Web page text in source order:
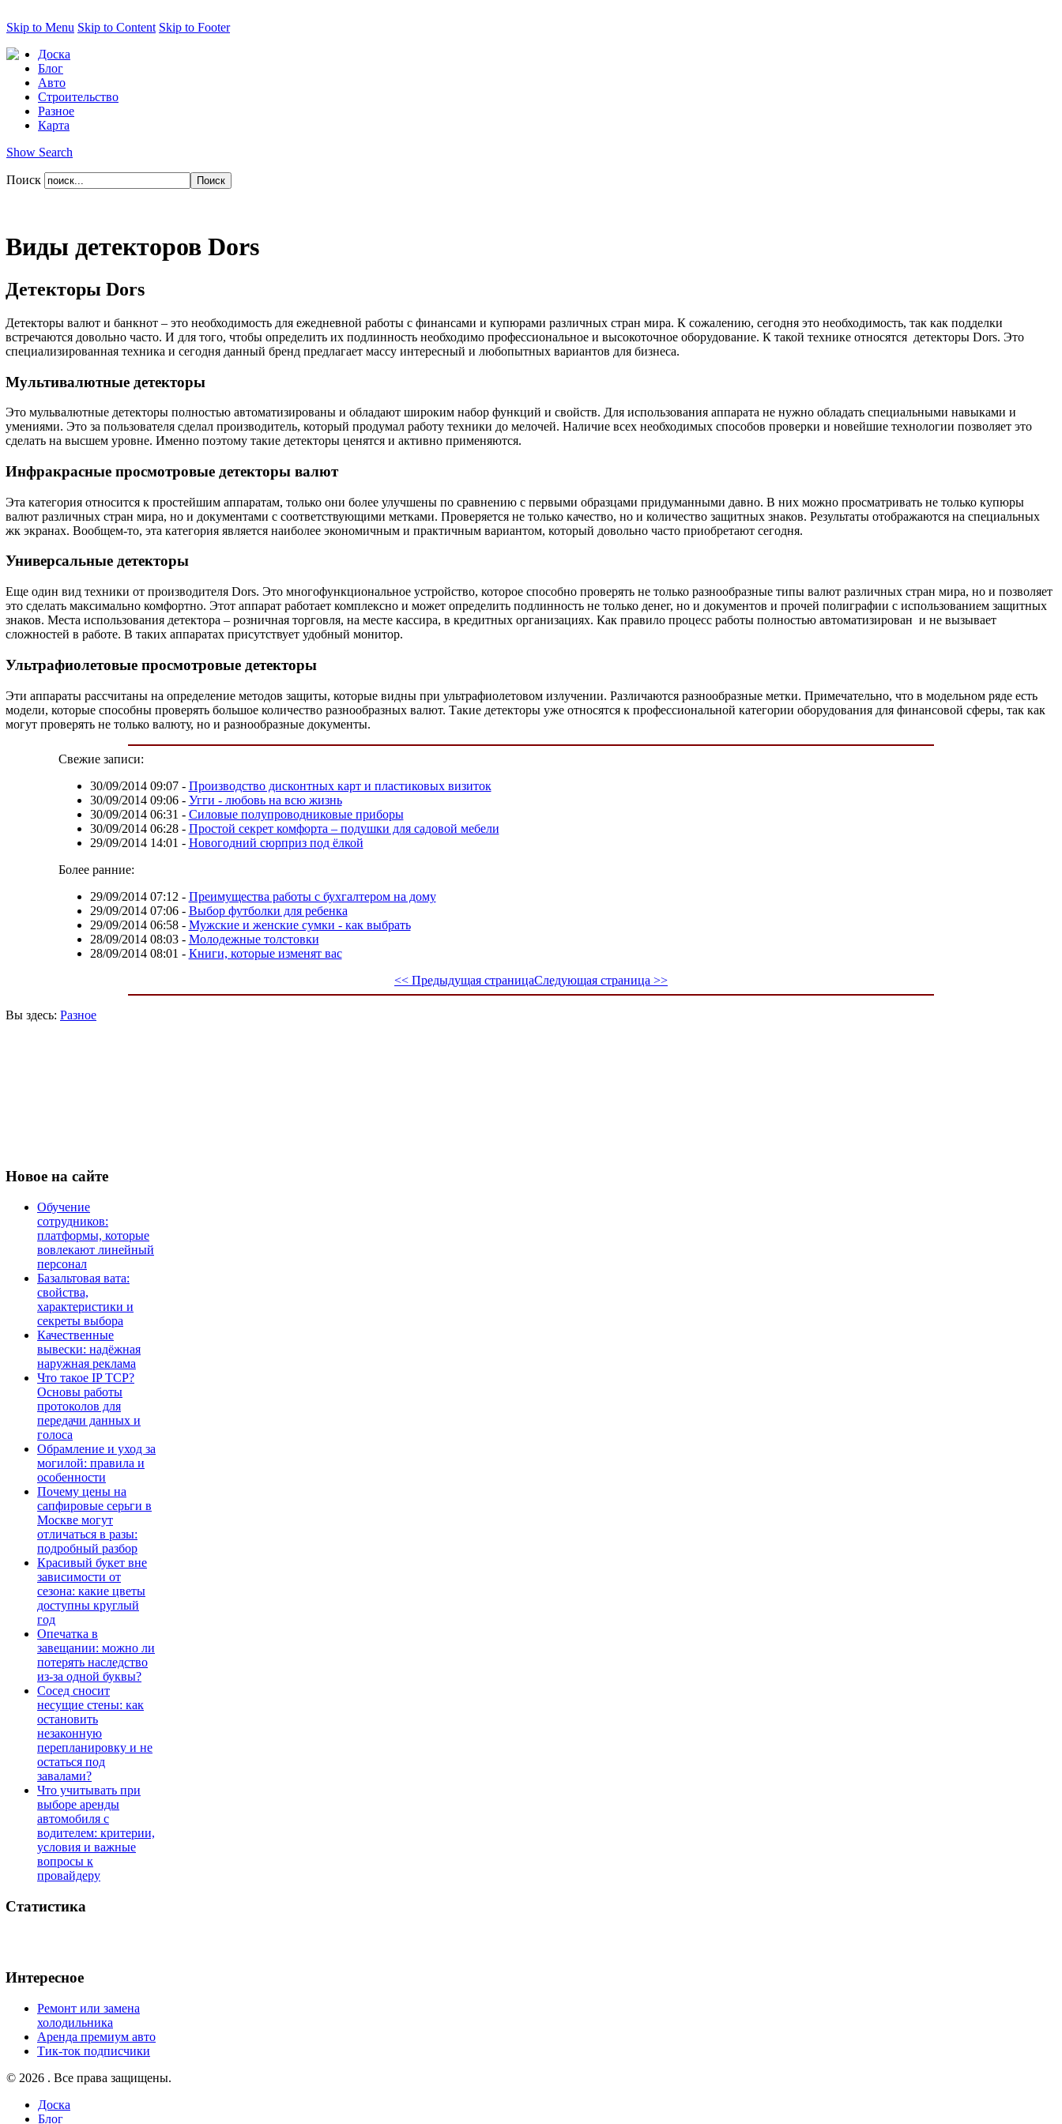
Skip to Menu Skip to Content Skip to Footer
Доска
Блог
Авто
Строительство
Разное
Карта
Show Search
Поиск
Виды детекторов Dors
Детекторы Dors
Детекторы валют и банкнот – это необходимость для ежедневной работы с финансами и купюрами различных стран мира. К сожалению, сегодня это необходимость, так как подделки
встречаются довольно часто. И для того, чтобы определить их подлинность необходимо профессиональное и высокоточное оборудование. К такой технике относятся детекторы Dors. Это
специализированная техника и сегодня данный бренд предлагает массу интересный и любопытных вариантов для бизнеса.
Мультивалютные детекторы
Это мульвалютные детекторы полностью автоматизированы и обладают широким набор функций и свойств. Для использования аппарата не нужно обладать специальными навыками и
умениями. Это за пользователя сделал производитель, который продумал работу техники до мелочей. Наличие всех необходимых способов проверки и новейшие технологии позволяет это
сделать на высшем уровне. Именно поэтому такие детекторы ценятся и активно применяются.
Инфракрасные просмотровые детекторы валют
Эта категория относится к простейшим аппаратам, только они более улучшены по сравнению с первыми образцами придуманными давно. В них можно просматривать не только купюры
валют различных стран мира, но и документами с соответствующими метками. Проверяется не только качество, но и количество защитных знаков. Результаты отображаются на специальных
жк экранах. Вообщем-то, эта категория является наиболее экономичным и практичным вариантом, который довольно часто приобретают сегодня.
Универсальные детекторы
Еще один вид техники от производителя Dors. Это многофункциональное устройство, которое способно проверять не только разнообразные типы валют различных стран мира, но и позволяет
это сделать максимально комфортно. Этот аппарат работает комплексно и может определить подлинность не только денег, но и документов и прочей полиграфии с использованием защитных
знаков. Места использования детектора – розничная торговля, на месте кассира, в кредитных организациях. Как правило процесс работы полностью автоматизирован и не вызывает
сложностей в работе. В таких аппаратах присутствует удобный монитор.
Ультрафиолетовые просмотровые детекторы
Эти аппараты рассчитаны на определение методов защиты, которые видны при ультрафиолетовом излучении. Различаются разнообразные метки. Примечательно, что в модельном ряде есть
модели, которые способны проверять большое количество разнообразных валют. Такие детекторы уже относятся к профессиональной категории оборудования для финансовой сферы, так как
могут проверять не только валюту, но и разнообразные документы.
Свежие записи:
30/09/2014 09:07- Производство дисконтных карт и пластиковых визиток
30/09/2014 09:06- Угги - любовь на всю жизнь
30/09/2014 06:31 - Силовые полупроводниковые приборы
30/09/2014 06:28- Простой секрет комфорта – подушки для садовой мебели
29/09/2014 14:01 - Новогодний сюрприз под ёлкой
Более ранние:
29/09/2014 07:12 - Преимущества работы с бухгалтером на дому
29/09/2014 07:06- Выбор футболки для ребенка
29/09/2014 06:58- Мужские и женские сумки - как выбрать
28/09/2014 08:03- Молодежные толстовки
28/09/2014 08:01 - Книги, которые изменят вас
<< Предыдущая страницаСледующая страница >>
Вы здесь: Разное
Новое на сайте
Обучение
сотрудников:
платформы, которые
вовлекают линейный
персонал
Базальтовая вата:
свойства,
характеристики и
секреты выбора
Качественные
вывески: надёжная
наружная реклама
Что такое IP TCP?
Основы работы
протоколов для
передачи данных и
голоса
Обрамление и уход за
могилой: правила и
особенности
Почему цены на
сапфировые серьги в
Москве могут
отличаться в разы:
подробный разбор
Красивый букет вне
зависимости от
сезона: какие цветы
доступны круглый
год
Опечатка в
завещании: можно ли
потерять наследство
из-за одной буквы?
Сосед сносит
несущие стены: как
остановить
незаконную
перепланировку и не
остаться под
завалами?
Что учитывать при
выборе аренды
автомобиля с
водителем: критерии,
условия и важные
вопросы к
провайдеру
Статистика
Интересное
Ремонт или замена
холодильника
Аренда премиум авто
Тик-ток подписчики
© 2026 . Все права защищены.
Доска
Блог